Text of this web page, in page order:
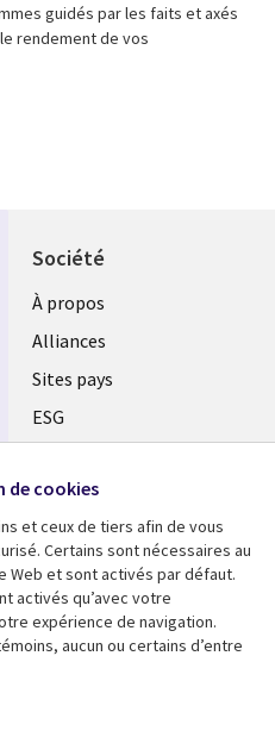
guidés par les faits et axés
rendement de vos
Société
À propos
Alliances
Sites pays
ESG
Fusions
Salle de presse
Support
de cookies
et ceux de tiers afin de vous
Certains sont nécessaires au
et sont activés par défaut.
activés qu’avec votre
expérience de navigation.
aucun ou certains d’entre